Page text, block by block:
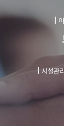
시설관리